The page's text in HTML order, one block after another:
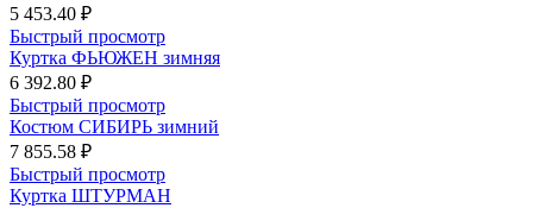
5 453.40 ₽
Быстрый просмотр
Куртка ФЬЮЖЕН зимняя
6 392.80 ₽
Быстрый просмотр
Костюм СИБИРЬ зимний
7 855.58 ₽
Быстрый просмотр
Куртка ШТУРМАН